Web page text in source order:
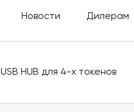
Новости Дилерам
USB HUB для 4-х токенов